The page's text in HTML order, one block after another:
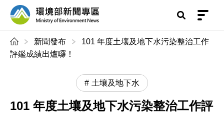
前往中央內容區塊
環境部新聞專區
新聞發布
101 年度土壤及地下水污染整治工作
評鑑成績出爐囉！
土壤及地下水
101 年度土壤及地下水污染整治工作評